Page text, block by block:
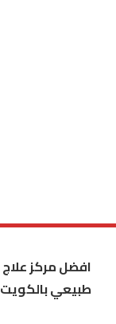
افضل مركز علاج
طبيعي بالكويت